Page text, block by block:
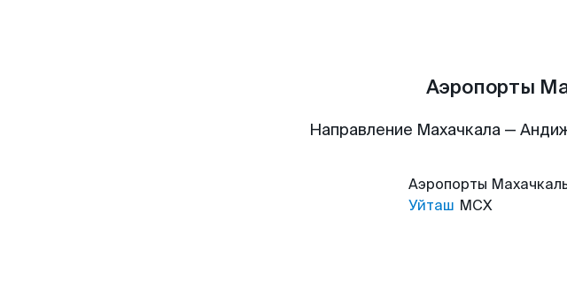
Аэропорты
Направление Махачкала —
Аэропорты
Уйташ MCX